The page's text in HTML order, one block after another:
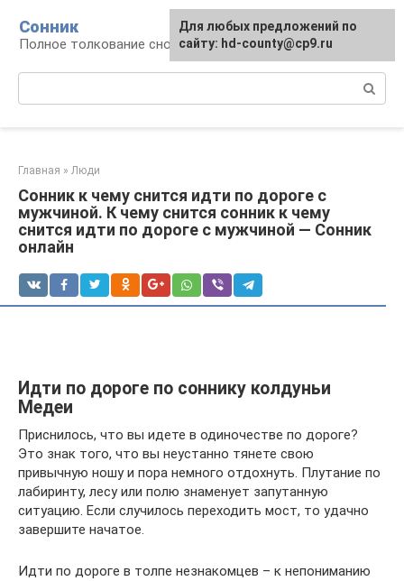
контенту
Сонник
Полное толкование снов
Главная » Люди
Сонник к чему снится идти по дороге с
мужчиной. К чему снится сонник к чему
снится идти по дороге с мужчиной — Сонник
онлайн
Идти по дороге по соннику колдуньи
Медеи
Приснилось, что вы идете в одиночестве по дороге?
Это знак того, что вы неустанно тянете свою
привычную ношу и пора немного отдохнуть. Плутание по
лабиринту, лесу или полю знаменует запутанную
ситуацию. Если случилось переходить мост, то удачно
завершите начатое.
Идти по дороге в толпе незнакомцев – к непониманию
Для любых предложений по
сайту: hd-county@cp9.ru